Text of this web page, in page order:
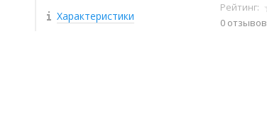
Характеристики
Рейтинг:
0 отзывов